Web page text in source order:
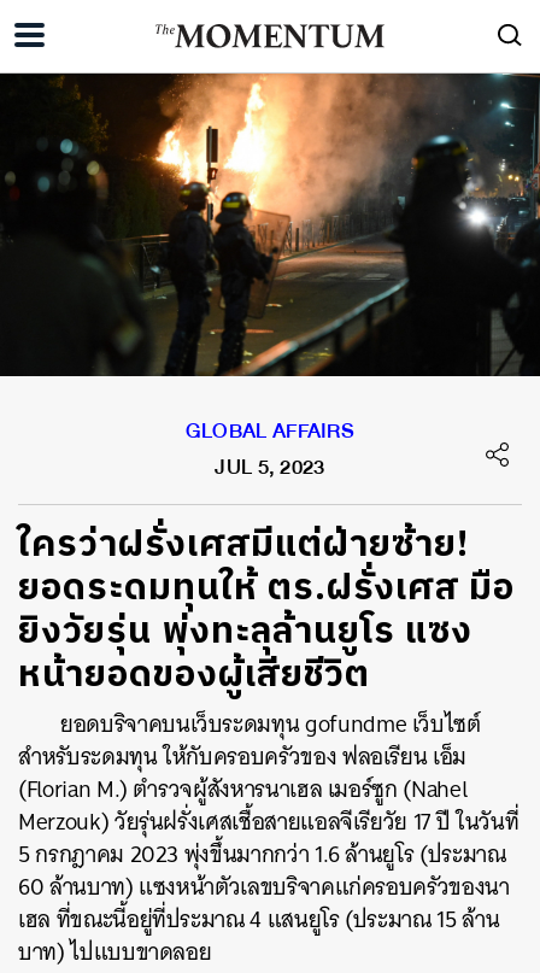
GLOBAL AFFAIRS
JUL 5, 2023
ใครว่าฝรั่งเศสมีแต่ฝ่ายซ้าย!
ยอดระดมทุนให้ ตร.ฝรั่งเศส มือ
ยิงวัยรุ่น พุ่งทะลุล้านยูโร แซง
หน้ายอดของผู้เสียชีวิต
ยอดบริจาคบนเว็บระดมทุน gofundme เว็บไซต์
สำหรับระดมทุน ให้กับครอบครัวของ ฟลอเรียน เอ็ม
(Florian M.) ตำรวจผู้สังหารนาเฮล เมอร์ซูก (Nahel
Merzouk) วัยรุ่นฝรั่งเศสเชื้อสายแอลจีเรียวัย 17 ปี ในวันที่
5 กรกฎาคม 2023 พุ่งขึ้นมากกว่า 1.6 ล้านยูโร (ประมาณ
60 ล้านบาท) แซงหน้าตัวเลขบริจาคแก่ครอบครัวของนา
เฮล ที่ขณะนี้อยู่ที่ประมาณ 4 แสนยูโร (ประมาณ 15 ล้าน
บาท) ไปแบบขาดลอย